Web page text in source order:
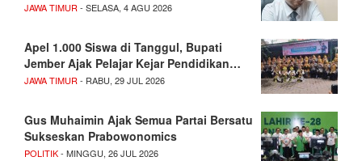
JAWA TIMUR - SELASA, 4 AGU 2026
Apel 1.000 Siswa di Tanggul, Bupati
Jember Ajak Pelajar Kejar Pendidikan…
JAWA TIMUR - RABU, 29 JUL 2026
Gus Muhaimin Ajak Semua Partai Bersatu
Sukseskan Prabowonomics
POLITIK- MINGGU, 26 JUL 2026